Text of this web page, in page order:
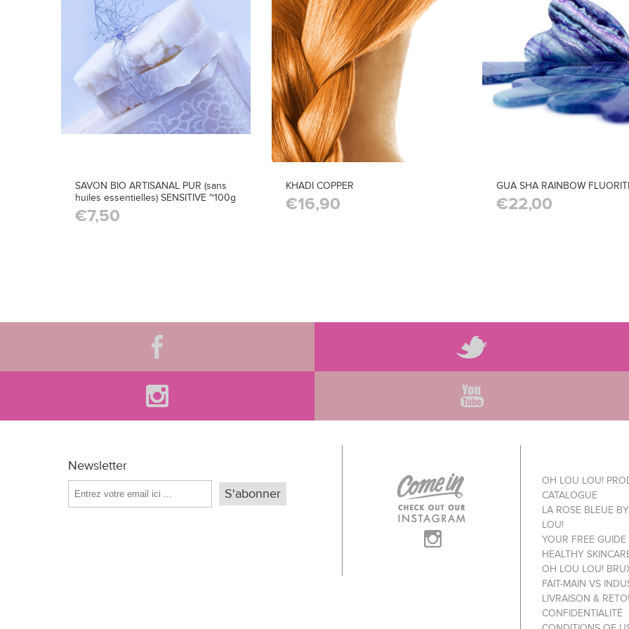
SAVON BIO ARTISANAL PUR (sans
huiles essentielles) SENSITIVE ~100g
€7,50
KHADI COPPER
€16,90
GUA SHA RAINBOW
€22,00
Newsletter
OH LOU LOU!
CATALOGUE
LA ROSE BLEUE
LOU!
YOUR FREE
HEALTHY
OH LOU LOU!
FAIT-MAIN VS
LIVRAISON &
CONFIDENTIALITÉ